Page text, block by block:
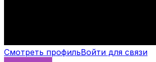
Смотреть профильВойти для связи